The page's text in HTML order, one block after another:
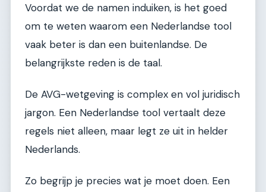
Voordat we de namen induiken, is het goed
om te weten waarom een Nederlandse tool
vaak beter is dan een buitenlandse. De
belangrijkste reden is de taal.
De AVG-wetgeving is complex en vol juridisch
jargon. Een Nederlandse tool vertaalt deze
regels niet alleen, maar legt ze uit in helder
Nederlands.
Zo begrijp je precies wat je moet doen. Een